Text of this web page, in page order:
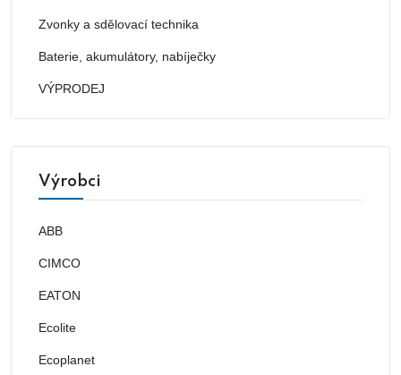
Zvonky a sdělovací technika
Baterie, akumulátory, nabíječky
VÝPRODEJ
Výrobci
ABB
CIMCO
EATON
Ecolite
Ecoplanet